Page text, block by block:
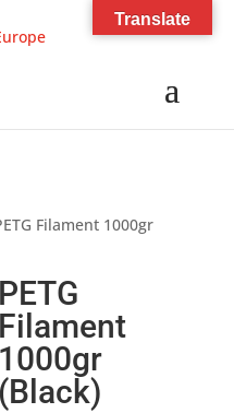
Filament 1000gr
PETG
Filament
1000gr
(Black)
Translate